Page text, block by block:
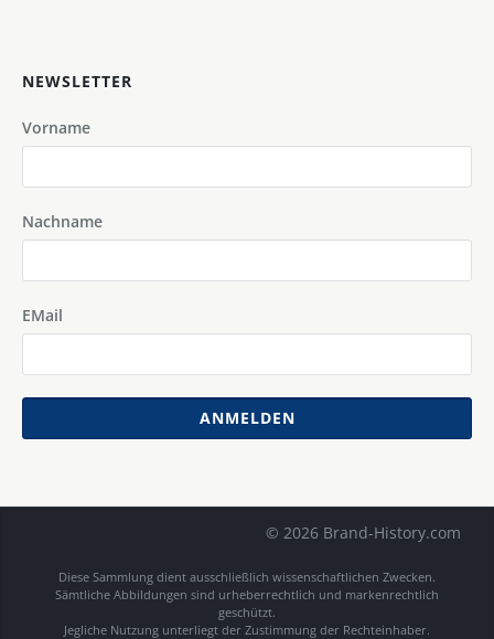
NEWSLETTER
Vorname
Nachname
EMail
ANMELDEN
© 2026 Brand-History.com
Diese Sammlung dient ausschließlich wissenschaftlichen Zwecken.
Sämtliche Abbildungen sind urheberrechtlich und markenrechtlich
geschützt.
Jegliche Nutzung unterliegt der Zustimmung der Rechteinhaber.